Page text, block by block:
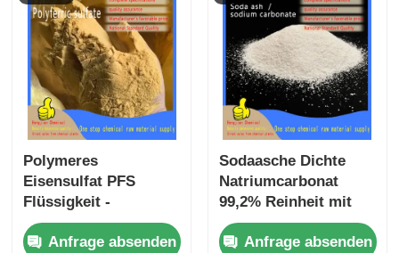
Polymeres
Eisensulfat PFS
Flüssigkeit -
Hochwirkungsflockulans
mit schneller
Anfrage absenden
Sodaasche Dichte
Natriumcarbonat
99,2% Reinheit mit
hoher Massendichte
und niedrigem
Anfrage absenden